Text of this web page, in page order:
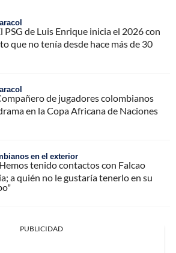
PSG de Luis Enrique inicia el 2026 con
que no tenía desde hace más de 30
de jugadores colombianos
en la Copa Africana de Naciones
en el exterior
tenido contactos con Falcao
a quién no le gustaría tenerlo en su
PUBLICIDAD